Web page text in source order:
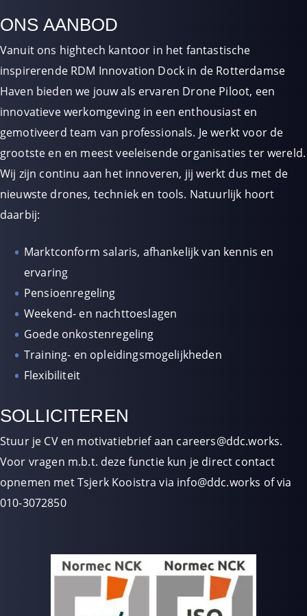
ONS AANBOD
Vanuit ons hightech kantoor in het fantastische
inspirerende RDM Innovation Dock in de Rotterdamse
Haven bieden we jouw als ervaren Drone Piloot, een
innovatieve werkomgeving in een enthousiast en
gemotiveerd team van professionals. Je werkt voor de
grootste en en meest veeleisende organisaties ter wereld.
Wij zijn continu aan het innoveren, jij werkt dus met de
nieuwste drones, techniek en tools. Natuurlijk hoort
daarbij:
Marktconform salaris, afhankelijk van kennis en
ervaring
Pensioenregeling
Weekend- en nachttoeslagen
Goede onkostenregeling
Training- en opleidingsmogelijkheden
Flexibiliteit
SOLLICITEREN
Stuur je CV en motivatiebrief aan careers@ddc.works.
Voor vragen m.b.t. deze functie kun je direct contact
opnemen met Tsjerk Kooistra via info@ddc.works of via
010-3072850